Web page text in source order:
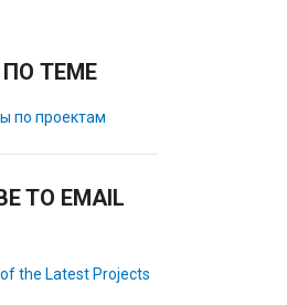
ТЕМЕ
по проектам
TO EMAIL
the Latest Projects